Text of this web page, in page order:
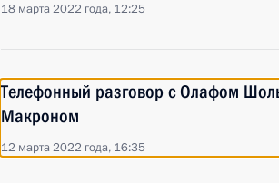
18 марта 2022 года, 12:25
Телефонный разговор с Олафом
Макроном
12 марта 2022 года, 16:35